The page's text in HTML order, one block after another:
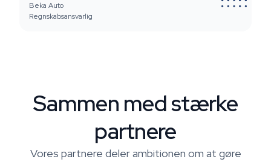
Beka Auto
Regnskabsansvarlig
Sammen med stærke
partnere
Vores partnere deler ambitionen om at gøre